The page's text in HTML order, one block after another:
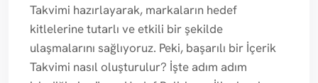
Takvimi hazırlayarak, markaların hedef
kitlelerine tutarlı ve etkili bir şekilde
ulaşmalarını sağlıyoruz. Peki, başarılı bir İçerik
Takvimi nasıl oluşturulur? İşte adım adım